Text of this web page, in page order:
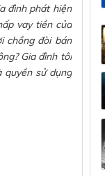
đình phát hiện
vay tiền của
chồng đòi bán
Gia đình tôi
quyền sử dụng